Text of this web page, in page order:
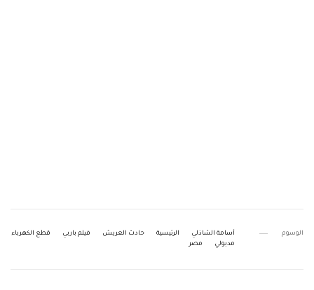
الوسوم أسامة الشاذلي الرئيسية حادث العريش فيلم باربي
قطع الكهرباء
مدبولي
مصر